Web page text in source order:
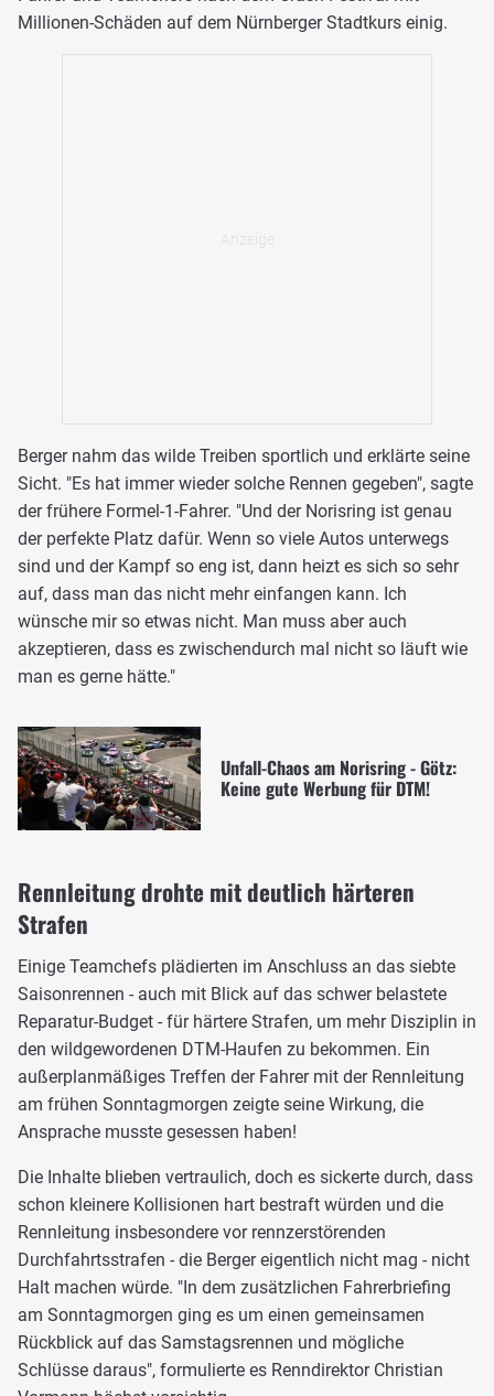
Millionen-Schäden auf dem Nürnberger Stadtkurs einig.
Berger nahm das wilde Treiben sportlich und erklärte seine
Sicht. "Es hat immer wieder solche Rennen gegeben", sagte
der frühere Formel-1-Fahrer. "Und der Norisring ist genau
der perfekte Platz dafür. Wenn so viele Autos unterwegs
sind und der Kampf so eng ist, dann heizt es sich so sehr
auf, dass man das nicht mehr einfangen kann. Ich
wünsche mir so etwas nicht. Man muss aber auch
akzeptieren, dass es zwischendurch mal nicht so läuft wie
man es gerne hätte."
Unfall-Chaos am Norisring - Götz:
Keine gute Werbung für DTM!
Rennleitung drohte mit deutlich härteren
Strafen
Einige Teamchefs plädierten im Anschluss an das siebte
Saisonrennen - auch mit Blick auf das schwer belastete
Reparatur-Budget - für härtere Strafen, um mehr Disziplin in
den wildgewordenen DTM-Haufen zu bekommen. Ein
außerplanmäßiges Treffen der Fahrer mit der Rennleitung
am frühen Sonntagmorgen zeigte seine Wirkung, die
Ansprache musste gesessen haben!
Die Inhalte blieben vertraulich, doch es sickerte durch, dass
schon kleinere Kollisionen hart bestraft würden und die
Rennleitung insbesondere vor rennzerstörenden
Durchfahrtsstrafen - die Berger eigentlich nicht mag - nicht
Halt machen würde. "In dem zusätzlichen Fahrerbriefing
am Sonntagmorgen ging es um einen gemeinsamen
Rückblick auf das Samstagsrennen und mögliche
Schlüsse daraus", formulierte es Renndirektor Christian